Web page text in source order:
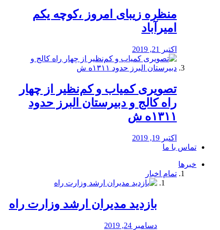
منظره‌‌ زیبای امروز ،کوچه یکم
امیرآباد
اکتبر 21, 2019
️تصویری کمیاب و کم‌نظیر از چهار
راه كالج و دبيرستان البرز حدود
۱۳۱۱ه ش
اکتبر 19, 2019
تماس با ما
خبرها
تمام اخبار
بازدید مدیران ارشد وزارت راه
دسامبر 24, 2019